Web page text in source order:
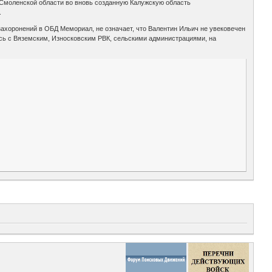
области во вновь созданную Калужскую область
в ОБД Мемориал, не означает, что Валентин Ильич не увековечен
с Вяземским, Износковским РВК, сельскими администрациями, на